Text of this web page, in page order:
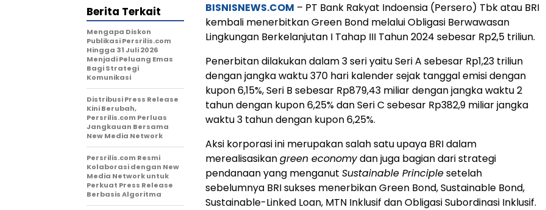
BISNISNEWS.COM – PT Bank Rakyat Indoensia (Persero) Tbk atau BRI
kembali menerbitkan Green Bond melalui Obligasi Berwawasan
Lingkungan Berkelanjutan I Tahap III Tahun 2024 sebesar Rp2,5 triliun.
Penerbitan dilakukan dalam 3 seri yaitu Seri A sebesar Rp1,23 triliun
dengan jangka waktu 370 hari kalender sejak tanggal emisi dengan
kupon 6,15%, Seri B sebesar Rp879,43 miliar dengan jangka waktu 2
tahun dengan kupon 6,25% dan Seri C sebesar Rp382,9 miliar jangka
waktu 3 tahun dengan kupon 6,25%.
Aksi korporasi ini merupakan salah satu upaya BRI dalam
merealisasikangreen economydan juga bagian dari strategi
pendanaan yang menganut Sustainable Principlesetelah
sebelumnya BRI sukses menerbikan Green Bond, Sustainable Bond,
Sustainable-Linked Loan, MTN Inklusif dan Obligasi Subordinasi Inklusif.
Berita Terkait
Mengapa Diskon
Publikasi Persrilis.com
Hingga 31 Juli 2026
Menjadi Peluang Emas
Bagi Strategi
Komunikasi
Distribusi Press Release
Kini Berubah,
Persrilis.com Perluas
Jangkauan Bersama
New Media Network
Persrilis.com Resmi
Kolaborasi dengan New
Media Network untuk
Perkuat Press Release
Berbasis Algoritma